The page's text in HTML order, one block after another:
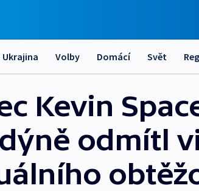
Ukrajina Volby Domácí Svět
Kevin
odmítl